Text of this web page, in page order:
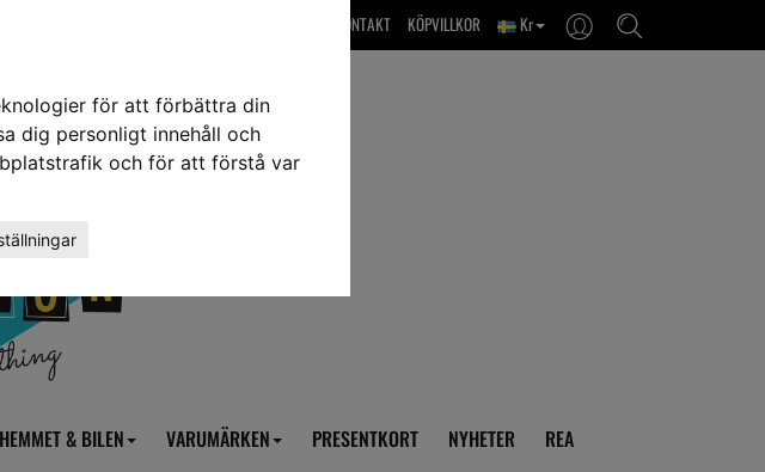
för att förbättra din
dig personligt innehåll och
och för att förstå var
Kr
KÖPVILLKOR
OM OSS & KONTAKT
HEMMET & BILEN VARUMÄRKEN PRESENTKORT NYHETER REA